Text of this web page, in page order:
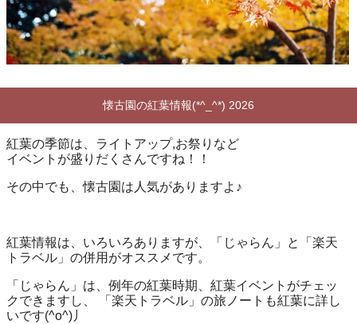
懐古園の紅葉情報(*^_^*) 2026
紅葉の季節は、ライトアップ,お祭りなど
イベントが盛りだくさんですね！！
その中でも、懐古園は人気がありますよ♪
紅葉情報は、いろいろありますが、「じゃらん」と「楽天
トラベル」の併用がオススメです。
「じゃらん」は、例年の紅葉時期、紅葉イベントがチェッ
クできますし、 「楽天トラベル」の旅ノートも紅葉に詳し
いです(^o^)丿